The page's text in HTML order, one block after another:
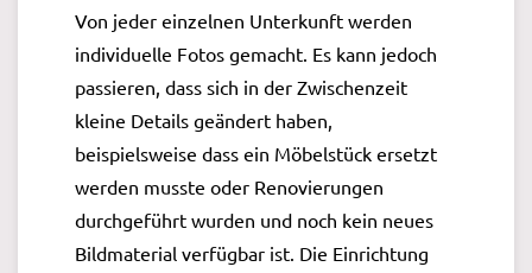
Von jeder einzelnen Unterkunft werden
individuelle Fotos gemacht. Es kann jedoch
passieren, dass sich in der Zwischenzeit
kleine Details geändert haben,
beispielsweise dass ein Möbelstück ersetzt
werden musste oder Renovierungen
durchgeführt wurden und noch kein neues
Bildmaterial verfügbar ist. Die Einrichtung